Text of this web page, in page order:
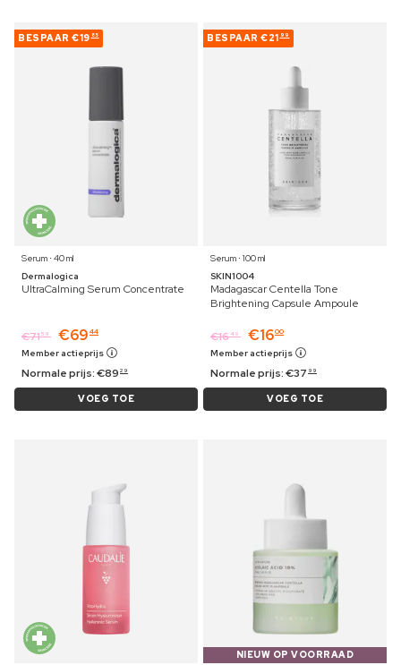
BESPAAR €19 85
Serum ⋅ 40 ml
Dermalogica
UltraCalming Serum Concentrate
€7159 €69 44
Member actieprijs
Normale prijs:€89 29
VOEG TOE
BESPAAR €21 99
Serum ⋅ 100 ml
SKIN1004
Madagascar Centella Tone
Brightening Capsule Ampoule
€16 49 €1600
Member actieprijs
Normale prijs:€37 99
VOEG TOE
NIEUW OP VOORRAAD